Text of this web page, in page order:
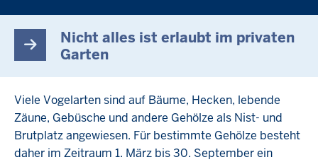
Nicht alles ist erlaubt im privaten
Garten
Viele Vogelarten sind auf Bäume, Hecken, lebende
Zäune, Gebüsche und andere Gehölze als Nist- und
Brutplatz angewiesen. Für bestimmte Gehölze besteht
daher im Zeitraum 1. März bis 30. September ein